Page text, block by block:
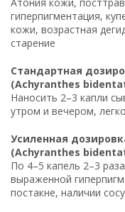
гиперпигментация,
кожи, возрастная
старение
Стандартная
(Achyranthes
Наносить 2–3 капли
утром и вечером,
Усиленная
(Achyranthes
По 4–5 капель 2–3
выраженной
постакне, наличии